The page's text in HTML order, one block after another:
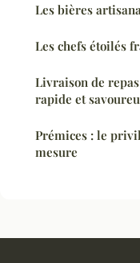
Les bières
Les chefs étoilés
Livraison de
rapide et
Prémices : le
mesure